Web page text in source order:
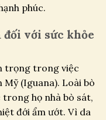
phúc.
đối với sức khỏe
trọng trong việc
Mỹ (Iguana). Loài bò
trong họ nhà bò sát,
đới ẩm ướt. Vì da